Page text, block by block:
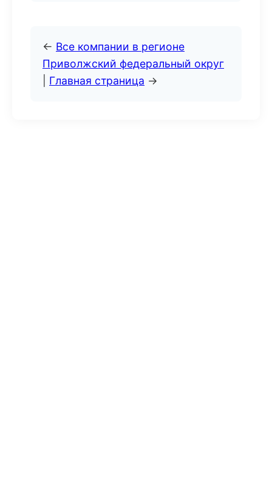
← Все компании в регионе
Приволжский федеральный округ
Главная страница →